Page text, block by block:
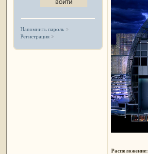
Напомнить пароль
Регистрация
Расположение: